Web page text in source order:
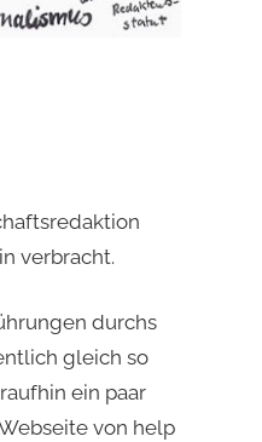
verbracht.
durchs
gleich so
ein paar
von help